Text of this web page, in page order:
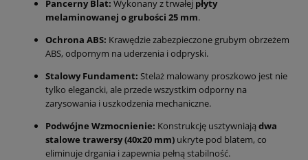
Pancerny Blat: Wykonany z trwałej płyty
melaminowanej o grubości 25 mm.
Ochrona ABS: Krawędzie zabezpieczone grubym obrzeżem
ABS, odpornym na uderzenia i odpryski.
Stalowy Fundament: Stelaż malowany proszkowo jest nie
tylko elegancki, ale przede wszystkim odporny na
zarysowania i uszkodzenia mechaniczne.
Podwójne Wzmocnienie: Konstrukcję usztywniają dwa
stalowe trawersy (40x20 mm) ukryte pod blatem, co
eliminuje drgania i zapewnia pełną stabilność.